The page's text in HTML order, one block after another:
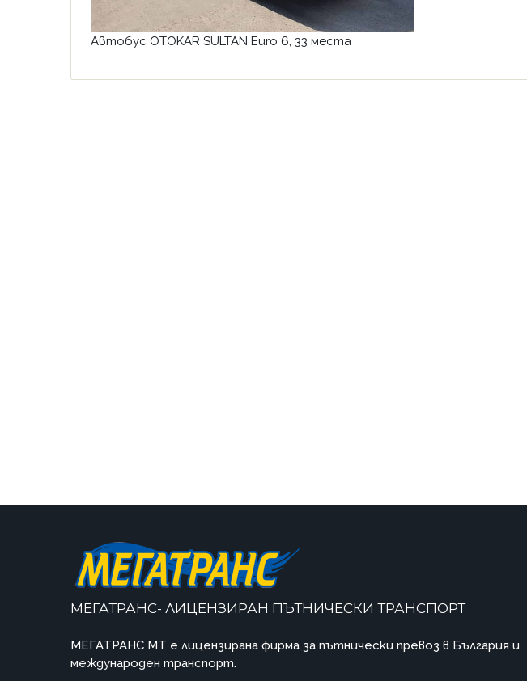
Автобус OTOKAR SULTAN Euro 6, 33 места
МЕГАТРАНС- ЛИЦЕНЗИРАН ПЪТНИЧЕСКИ ТРАНСПОРТ
МЕГАТРАНС MT e лицензирана фирма за пътнически превоз в България и
международен транспорт.